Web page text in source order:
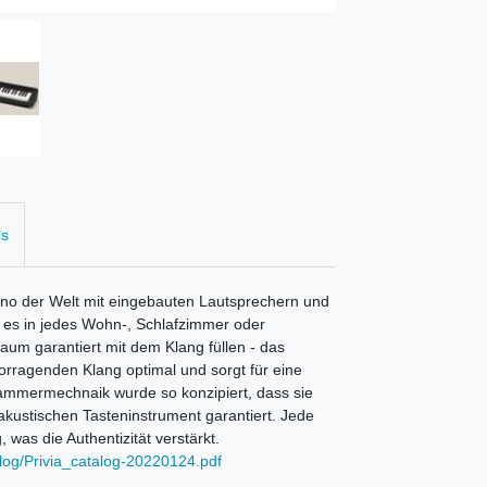
der Welt mit eingebauten Lautsprechern und
in jedes Wohn-, Schlafzimmer oder
garantiert mit dem Klang füllen - das
Klang optimal und sorgt für eine
wurde so konzipiert, dass sie
Tasteninstrument garantiert. Jede
was die Authentizität verstärkt.
Privia_catalog-20220124.pdf